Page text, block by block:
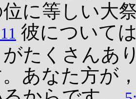
に等しい大
彼について
たくさんあ
あなた方が